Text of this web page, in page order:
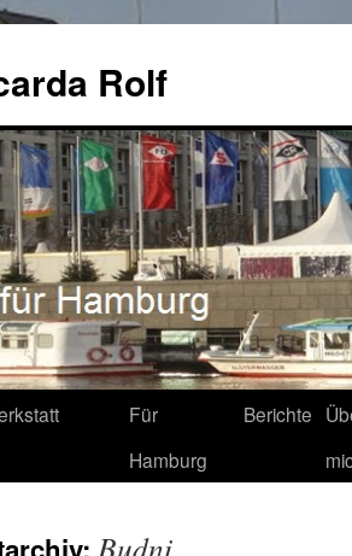
Rolf
Für
Hamburg
Berichte
Budni